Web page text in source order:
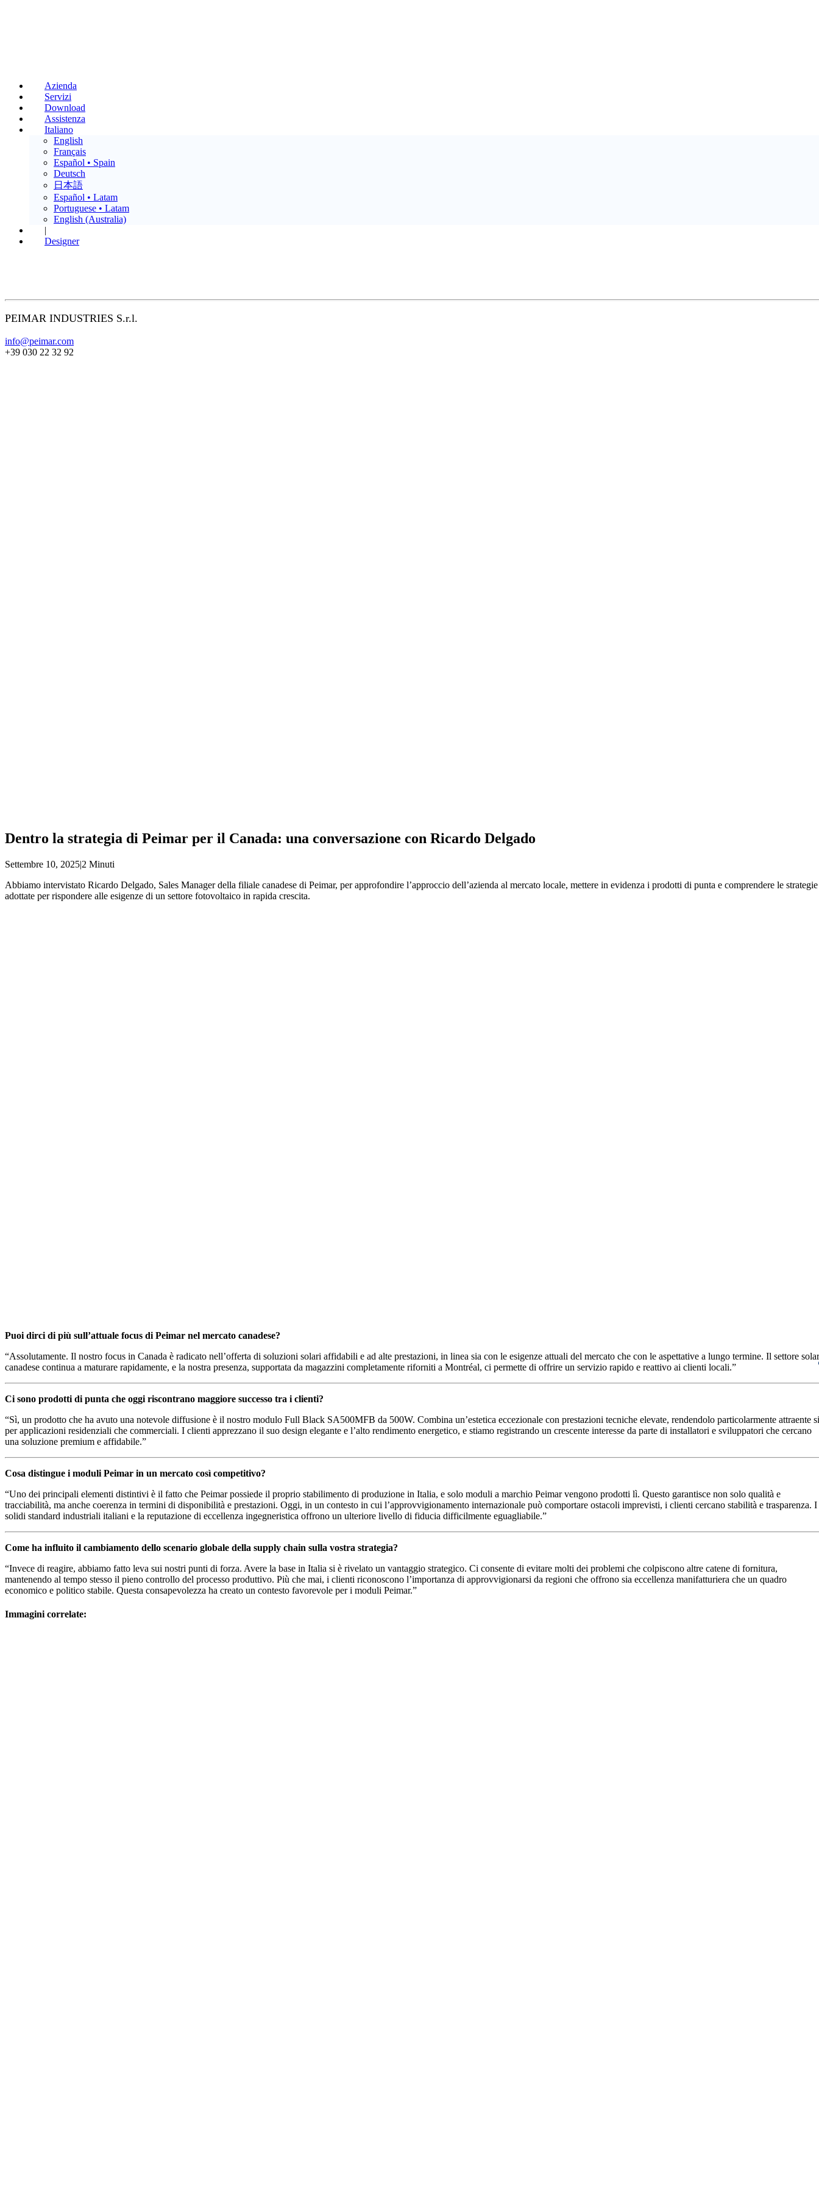
Azienda
Servizi
Download
Assistenza
Italiano
English
Français
Español • Spain
Deutsch
日本語
Español • Latam
Portuguese • Latam
English (Australia)
|
Designer
PEIMAR INDUSTRIES S.r.l.
info@peimar.com
+39 030 22 32 92
Dentro la strategia di Peimar per il Canada: una conversazione con Ricardo Delgado
Settembre 10, 2025|2 Minuti
Abbiamo intervistato Ricardo Delgado, Sales Manager della filiale canadese di Peimar, per approfondire l’approccio dell’azienda al mercato locale, mettere in evidenza i prodotti di punta e comprendere le strategie
adottate per rispondere alle esigenze di un settore fotovoltaico in rapida crescita.
Puoi dirci di più sull’attuale focus di Peimar nel mercato canadese?
“Assolutamente. Il nostro focus in Canada è radicato nell’offerta di soluzioni solari affidabili e ad alte prestazioni, in linea sia con le esigenze attuali del mercato che con le aspettative a lungo termine. Il settore
canadese continua a maturare rapidamente, e la nostra presenza, supportata da magazzini completamente riforniti a Montréal, ci permette di offrire un servizio rapido e reattivo ai clienti locali.”
Ci sono prodotti di punta che oggi riscontrano maggiore successo tra i clienti?
“Sì, un prodotto che ha avuto una notevole diffusione è il nostro modulo Full Black SA500MFB da 500W. Combina un’estetica eccezionale con prestazioni tecniche elevate, rendendolo particolarmente attraente
per applicazioni residenziali che commerciali. I clienti apprezzano il suo design elegante e l’alto rendimento energetico, e stiamo registrando un crescente interesse da parte di installatori e sviluppatori che cercano
una soluzione premium e affidabile.”
Cosa distingue i moduli Peimar in un mercato così competitivo?
“Uno dei principali elementi distintivi è il fatto che Peimar possiede il proprio stabilimento di produzione in Italia, e solo moduli a marchio Peimar vengono prodotti lì. Questo garantisce non solo qualità e
tracciabilità, ma anche coerenza in termini di disponibilità e prestazioni. Oggi, in un contesto in cui l’approvvigionamento internazionale può comportare ostacoli imprevisti, i clienti cercano stabilità e trasparenza. I
solidi standard industriali italiani e la reputazione di eccellenza ingegneristica offrono un ulteriore livello di fiducia difficilmente eguagliabile.”
Come ha influito il cambiamento dello scenario globale della supply chain sulla vostra strategia?
“Invece di reagire, abbiamo fatto leva sui nostri punti di forza. Avere la base in Italia si è rivelato un vantaggio strategico. Ci consente di evitare molti dei problemi che colpiscono altre catene di fornitura,
mantenendo al tempo stesso il pieno controllo del processo produttivo. Più che mai, i clienti riconoscono l’importanza di approvvigionarsi da regioni che offrono sia eccellenza manifatturiera che un quadro
economico e politico stabile. Questa consapevolezza ha creato un contesto favorevole per i moduli Peimar.”
Immagini correlate: